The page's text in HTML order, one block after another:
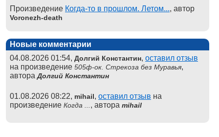
Произведение Когда-то в прошлом. Летом..., автор
Voronezh-death
Новые комментарии
04.08.2026 01:54, Долгий Константин, оставил отзыв
на произведение 505ф-ок. Стрекоза без Муравья,
автораДолгий Константин
01.08.2026 08:22, mihail, оставил отзыв на
произведение Когда ... , автора mihail